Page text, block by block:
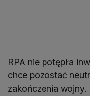
RPA nie potępiła
chce pozostać
zakończenia